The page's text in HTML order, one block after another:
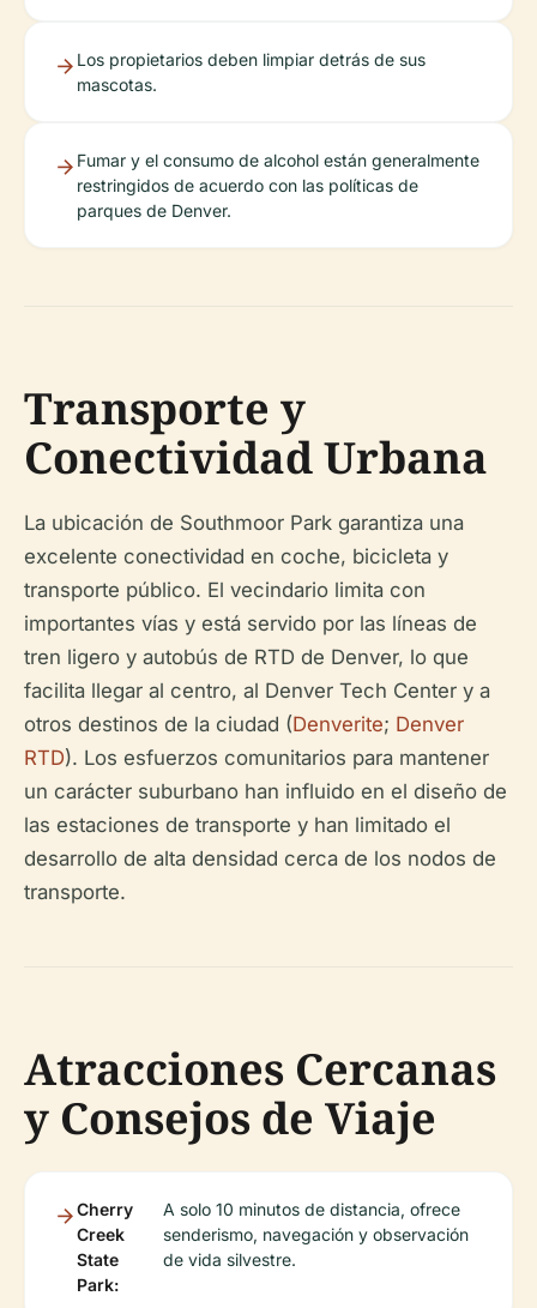
Los propietarios deben limpiar detrás de sus
mascotas.
Fumar y el consumo de alcohol están generalmente
restringidos de acuerdo con las políticas de
parques de Denver.
Transporte y
Conectividad Urbana
La ubicación de Southmoor Park garantiza una
excelente conectividad en coche, bicicleta y
transporte público. El vecindario limita con
importantes vías y está servido por las líneas de
tren ligero y autobús de RTD de Denver, lo que
facilita llegar al centro, al Denver Tech Center y a
otros destinos de la ciudad (Denverite; Denver
RTD). Los esfuerzos comunitarios para mantener
un carácter suburbano han influido en el diseño de
las estaciones de transporte y han limitado el
desarrollo de alta densidad cerca de los nodos de
transporte.
Atracciones Cercanas
y Consejos de Viaje
Cherry
Creek
State
Park:
A solo 10 minutos de distancia, ofrece
senderismo, navegación y observación
de vida silvestre.